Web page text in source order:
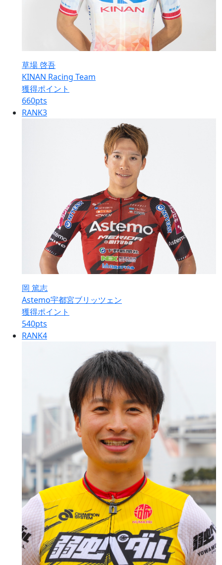
草場 啓吾
KINAN Racing Team
獲得ポイント
660pts
RANK3
岡 篤志
Astemo宇都宮ブリッツェン
獲得ポイント
540pts
RANK4